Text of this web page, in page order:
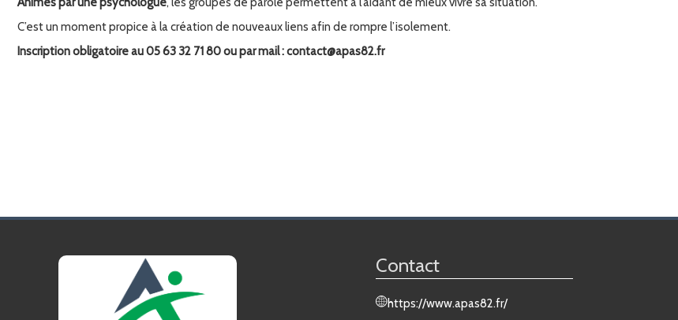
C’est un moment propice à la création de nouveaux liens afin de rompre l’isolement.
Inscription obligatoire au 05 63 32 71 80 ou par mail : contact@apas82.fr
Contact
https://www.apas82.fr/